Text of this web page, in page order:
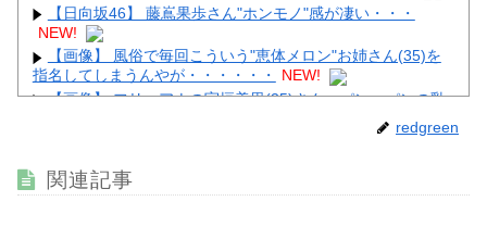
【日向坂46】 藤嶌果歩さん"ホンモノ"感が凄い・・・
NEW!
【画像】 風俗で毎回こういう"恵体メロン"お姉さん(35)を
指名してしまうんやが・・・・・・
NEW!
【画像】 フリーアナの宇垣美里(35)さん、パンッパンの乳
redgreen
関連記事